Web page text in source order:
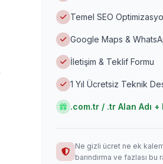
Temel SEO
Google Maps &
İletişim & Teklif Formu
1 Yıl Ücretsiz Teknik
.com.tr / .tr Alan Adı
Ne gizli ücret ne ek
barındırma ve fazlası bu